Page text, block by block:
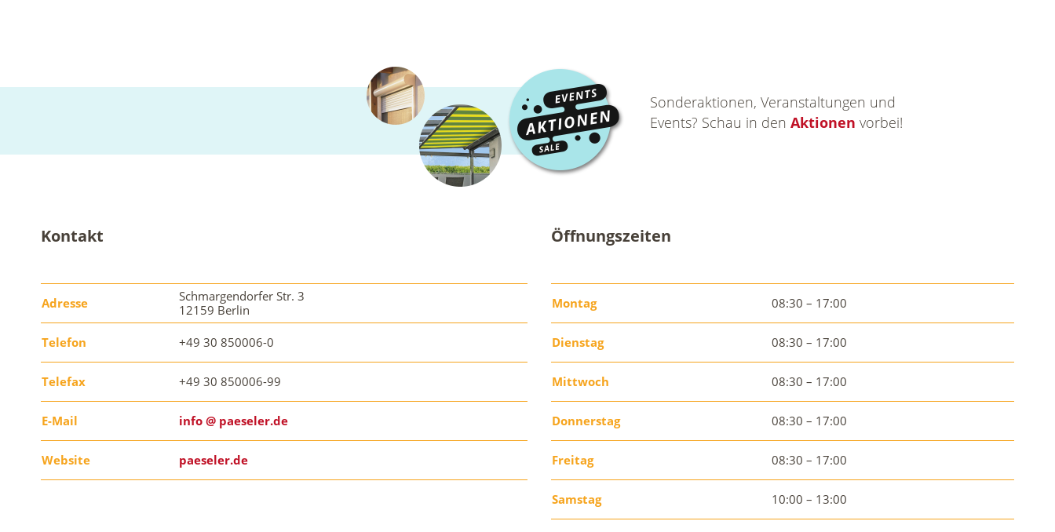
Sonderaktionen, Veranstaltungen und
Events? Schau in den Aktionen vorbei!
Kontakt
Adresse
Schmargendorfer Str. 3
12159 Berlin
Telefon +49 30 850006-0
Telefax +49 30 850006-99
E-Mail info @ paeseler.de
Website paeseler.de
Öffnungszeiten
Montag 08:30 – 17:00
Dienstag 08:30 – 17:00
Mittwoch 08:30 – 17:00
Donnerstag 08:30 – 17:00
Freitag 08:30 – 17:00
Samstag 10:00 – 13:00